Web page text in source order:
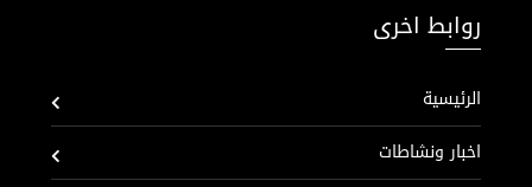
روابط اخرى
الرئيسية
اخبار ونشاطات